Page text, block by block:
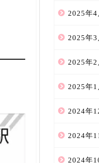
2025年4
2025年3
2025年2
2025年1
2024年
2024年
2024年